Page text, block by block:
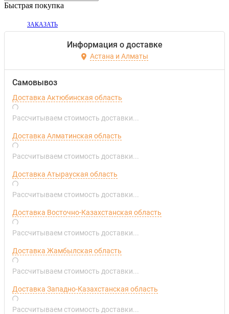
Быстрая покупка
ЗАКАЗАТЬ
Информация о доставке
Астана и Алматы
Самовывоз
Доставка Актюбинская область
Рассчитываем стоимость доставки...
Доставка Алматинская область
Рассчитываем стоимость доставки...
Доставка Атырауская область
Рассчитываем стоимость доставки...
Доставка Восточно-Казахстанская область
Рассчитываем стоимость доставки...
Доставка Жамбылская область
Рассчитываем стоимость доставки...
Доставка Западно-Казахстанская область
Рассчитываем стоимость доставки...